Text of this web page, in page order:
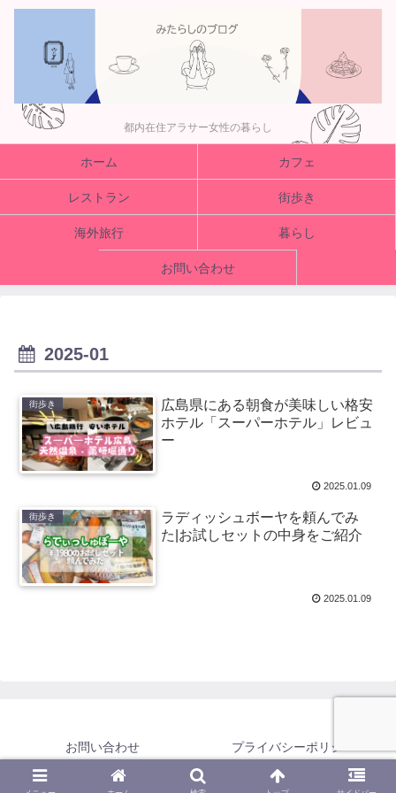
都内在住アラサー女性の暮らし
ホーム カフェ
レストラン 街歩き
海外旅行 暮らし
お問い合わせ
2025-01
街歩き
広島県にある朝食が美味しい格安
ホテル「スーパーホテル」レビュ
ー
2025.01.09
街歩き
ラディッシュボーヤを頼んでみ
た|お試しセットの中身をご紹介
2025.01.09
お問い合わせ プライバシーポリシー
© 2026 みたらしのログ All Rights Reserved.